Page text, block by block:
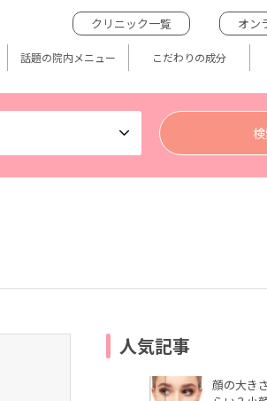
クリニック一覧 オン
話題の院内メニュー こだわりの成分
人気記事
顔の大き